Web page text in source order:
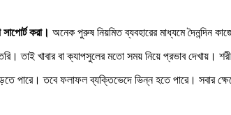
করা। অনেক পুরুষ নিয়মিত ব্যবহারের মাধ্যমে দৈনন্দিন
তাই খাবার বা ক্যাপসুলের মতো সময় নিয়ে প্রভাব দেখায়।
পারে। তবে ফলাফল ব্যক্তিভেদে ভিন্ন হতে পারে। সবার